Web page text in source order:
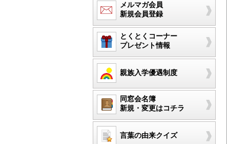
メルマガ会員
新規会員登録
とくとくコーナー
プレゼント情報
親族入学優遇制度
同窓会名簿
新規・変更はコチラ
言葉の由来クイズ